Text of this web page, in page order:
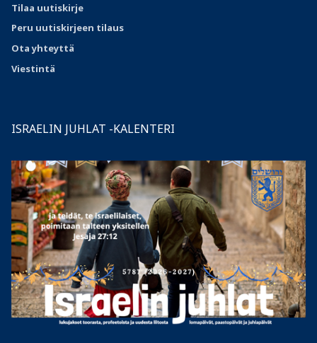
Tilaa uutiskirje
Peru uutiskirjeen tilaus
Otayhteyttä
Viestintä
ISRAELIN JUHLAT -KALENTERI